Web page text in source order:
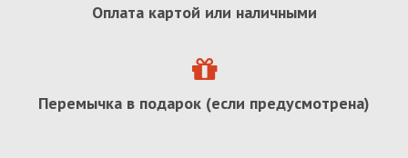
Оплата картой или наличными
Перемычка в подарок (если предусмотрена)